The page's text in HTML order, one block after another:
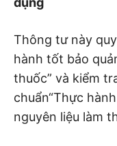
Thông tư này
hành tốt bảo
thuốc” và kiểm
chuẩn“Thực
nguyên liệu làm